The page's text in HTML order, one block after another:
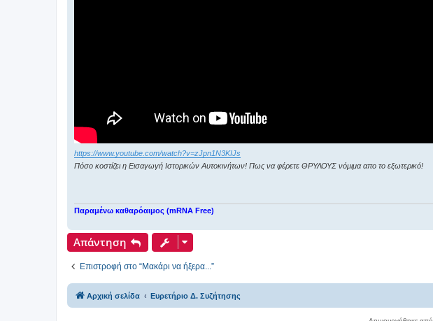
https://www.youtube.com/watch?v=zJpn1N3KIJs
Πόσο κοστίζει η Εισαγωγή Ιστορικών Αυτοκινήτων! Πως να φέρετε ΘΡΥΛΟΥΣ νόμιμα απο το εξωτερικό!
Παραμένω καθαρόαιμος (mRNA Free)
Απάντηση
Επιστροφή στο “Μακάρι να ήξερα...”
Αρχική σελίδα Ευρετήριο Δ. Συζήτησης